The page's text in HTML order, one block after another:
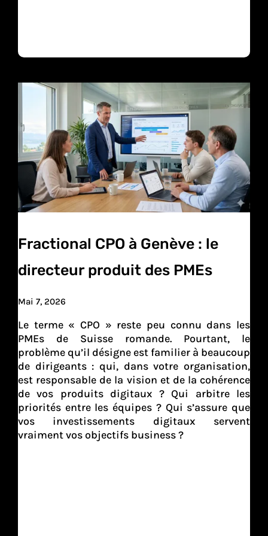
Fractional CPO à Genève : le
directeur produit des PMEs
Mai 7, 2026
Le terme « CPO » reste peu connu dans les
PMEs de Suisse romande. Pourtant, le
problème qu’il désigne est familier à beaucoup
de dirigeants : qui, dans votre organisation,
est responsable de la vision et de la cohérence
de vos produits digitaux ? Qui arbitre les
priorités entre les équipes ? Qui s’assure que
vos investissements digitaux servent
vraiment vos objectifs business ?